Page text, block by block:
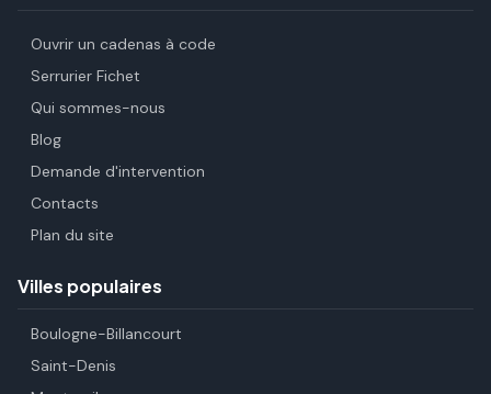
Ouvrir un cadenas à code
Serrurier Fichet
Qui sommes-nous
Blog
Demande d'intervention
Contacts
Plan du site
Villes populaires
Boulogne-Billancourt
Saint-Denis